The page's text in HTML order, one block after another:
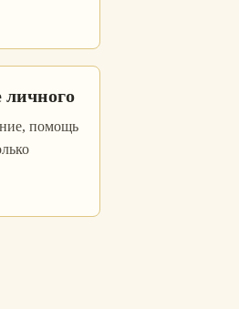
помощь